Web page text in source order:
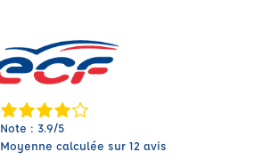
Note : 3.9/5
Moyenne calculée sur 12 avis